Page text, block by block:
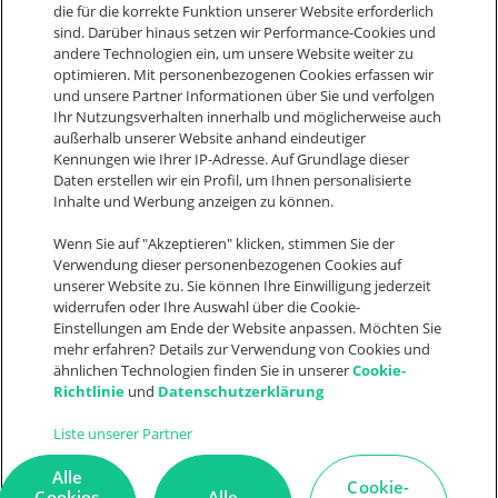
+49 9321 9064 1800
sales@weclapp.com
Nimm Kontakt auf
Let's connect
F
a
c
e
b
o
o
k
I
n
s
t
a
g
a
m
L
i
n
k
e
d
n
Y
o
u
t
u
b
Suche
© 2026
weclapp
AGB
Datenschutz
Impressum
Cookie
Einstellungen
Cookie
die für die korrekte Funktion unserer Website erforderlich
sind. Darüber hinaus setzen wir Performance-Cookies und
andere Technologien ein, um unsere Website weiter zu
optimieren. Mit personenbezogenen Cookies erfassen wir
und unsere Partner Informationen über Sie und verfolgen
Ihr Nutzungsverhalten innerhalb und möglicherweise auch
außerhalb unserer Website anhand eindeutiger
Kennungen wie Ihrer IP-Adresse. Auf Grundlage dieser
Daten erstellen wir ein Profil, um Ihnen personalisierte
Inhalte und Werbung anzeigen zu können.
Wenn Sie auf "Akzeptieren" klicken, stimmen Sie der
Verwendung dieser personenbezogenen Cookies auf
unserer Website zu. Sie können Ihre Einwilligung jederzeit
widerrufen oder Ihre Auswahl über die Cookie-
Einstellungen am Ende der Website anpassen. Möchten Sie
mehr erfahren? Details zur Verwendung von Cookies und
ähnlichen Technologien finden Sie in unsererCookie-
Richtlinie und Datenschutzerklärung
Liste unserer Partner
Cookie-
Alle